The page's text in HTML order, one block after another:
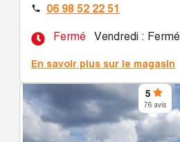
 06 98 52 22 51
Fermé Vendredi : Fermé
En savoir plus sur le magasin
5
76 avis